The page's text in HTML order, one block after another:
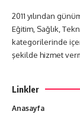
2011 yılından
Eğitim, Sağlık,
kategorilerinde
şekilde hizmet
Linkler
Anasayfa